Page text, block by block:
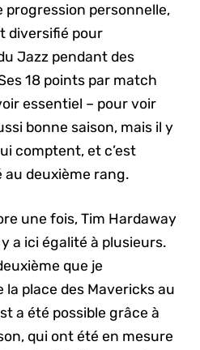
progression personnelle,
diversifié pour
Jazz pendant des
18 points par match
essentiel – pour voir
bonne saison, mais il y
comptent, et c’est
au deuxième rang.
une fois, Tim Hardaway
a ici égalité à plusieurs.
que je
place des Mavericks au
a été possible grâce à
qui ont été en mesure